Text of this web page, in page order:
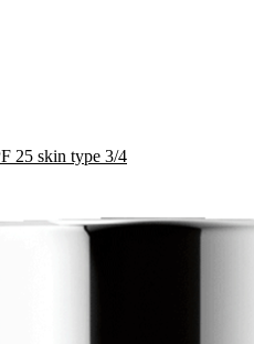
25 skin type 3/4